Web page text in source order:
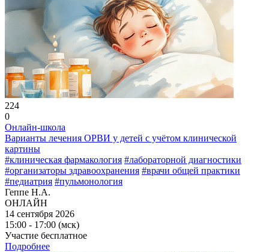
224
0
Онлайн-школа
Варианты лечения ОРВИ у детей с учётом клинической
картины
#клиническая фармакология #лабораторной диагностики
#организаторы здравоохранения #врачи общей практики
#педиатрия #пульмонология
Геппе Н.А.
ОНЛАЙН
14 сентября 2026
15:00 - 17:00 (мск)
Участие бесплатное
Подробнее